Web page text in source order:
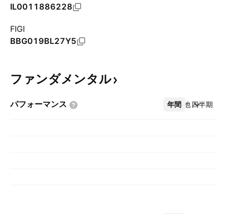
IL0011886228
FIGI
BBG019BL27Y5
ファンダメンタル
パフォーマンス 年間 四半期
その他